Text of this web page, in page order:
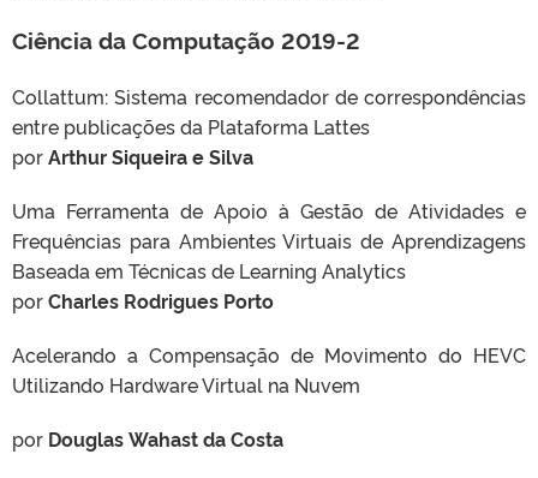
Ciência da Computação 2019-2
Collattum: Sistema recomendador de correspondências
entre publicações da Plataforma Lattes
porArthur Siqueira e Silva
Uma Ferramenta de Apoio à Gestão de Atividades e
Frequências para Ambientes Virtuais de Aprendizagens
Baseada em Técnicas de Learning Analytics
porCharles Rodrigues Porto
Acelerando a Compensação de Movimento do HEVC
Utilizando Hardware Virtual na Nuvem
por Douglas Wahast da Costa